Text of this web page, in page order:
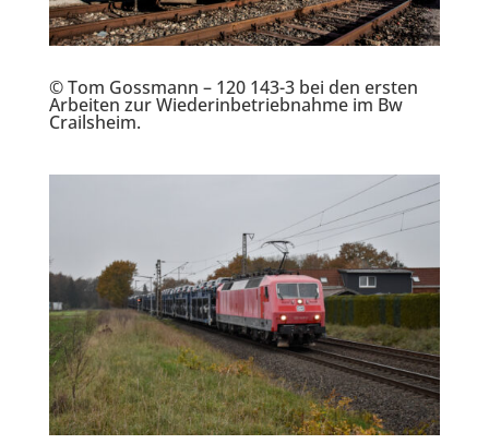
© Tom Gossmann – 120 143-3 bei den ersten
Arbeiten zur Wiederinbetriebnahme im Bw
Crailsheim.